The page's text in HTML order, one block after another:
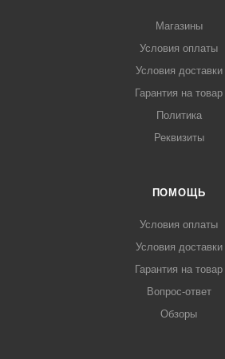
Магазины
Условия оплаты
Условия доставки
Гарантия на товар
Политика
Реквизиты
ПОМОЩЬ
Условия оплаты
Условия доставки
Гарантия на товар
Вопрос-ответ
Обзоры